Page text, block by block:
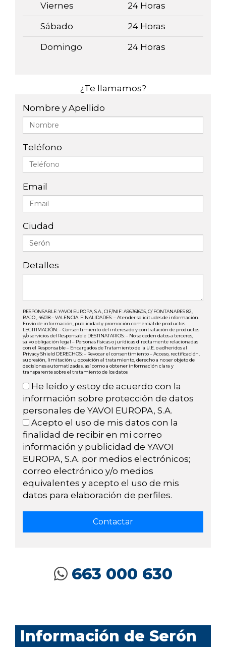
Viernes 24 Horas
Sábado 24 Horas
Domingo 24 Horas
¿Te llamamos?
Nombre y Apellido
Teléfono
Email
Ciudad
Detalles
RESPONSABLE: YAVOI EUROPA, S.A., CIF/NIF: A96361605, C/ FONTANARES 82,
BAJO , 46018 – VALENCIA. FINALIDADES: – Atender solicitudes de información.
Envío de información, publicidad y promoción comercial de productos.
LEGITIMACIÓN: – Consentimiento del interesado y contratación de productos
y/o servicios del Responsable DESTINATARIOS: – No se ceden datos a terceros,
salvo obligación legal – Personas físicas o jurídicas directamente relacionadas
con el Responsable – Encargados de Tratamiento de la U.E. o adheridos al
Privacy Shield DERECHOS: – Revocar el consentimiento – Acceso, rectificación,
supresión, limitación u oposición al tratamiento, derecho a no ser objeto de
decisiones automatizadas, así como a obtener información clara y
transparente sobre el tratamiento de los datos
He leído y estoy de acuerdo con la
información sobre protección de datos
personales de YAVOI EUROPA, S.A.
Acepto el uso de mis datos con la
finalidad de recibir en mi correo
información y publicidad de YAVOI
EUROPA, S.A. por medios electrónicos;
correo electrónico y/o medios
equivalentes y acepto el uso de mis
datos para elaboración de perfiles.
663 000 630
Información de Serón